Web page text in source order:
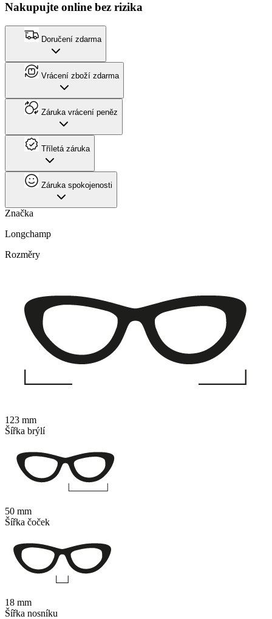
Nakupujte online bez rizika
Doručení zdarma
Vrácení zboží zdarma
Záruka vrácení peněz
Tříletá záruka
Záruka spokojenosti
Značka
Longchamp
Rozměry
123 mm
Šířka brýlí
50 mm
Šířka čoček
18 mm
Šířka nosníku